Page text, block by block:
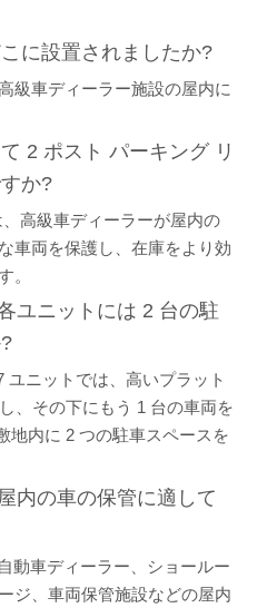
に設置されましたか?
級車ディーラー施設の屋内に
2 ポスト パーキング リ
か?
高級車ディーラーが屋内の
車両を保護し、在庫をより効
。
ユニットには 2 台の駐
ユニットでは、高いプラット
、その下にもう 1 台の車両を
地内に 2 つの駐車スペースを
内の車の保管に適して
動車ディーラー、ショールー
ジ、車両保管施設などの屋内